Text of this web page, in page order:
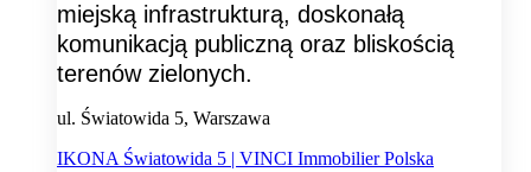
miejską infrastrukturą, doskonałą
komunikacją publiczną oraz bliskością
terenów zielonych.
ul. Światowida 5, Warszawa
IKONA Światowida 5 | VINCI Immobilier Polska